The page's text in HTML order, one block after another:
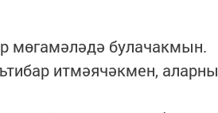
мөгамәләдә булачакмын.
итмәячәкмен, аларны